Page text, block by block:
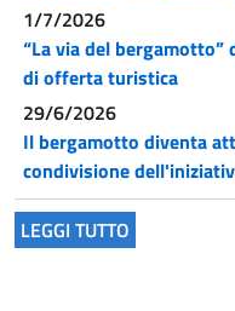
1/7/2026
“La via del
di offerta turistica
29/6/2026
Il bergamotto diventa
condivisione
LEGGI TUTTO